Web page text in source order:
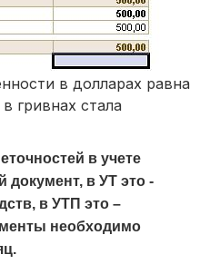
в долларах равна
гривнах стала
в учете
документ, в УТ это -
в УТП это –
необходимо